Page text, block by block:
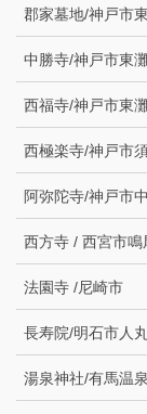
郡家墓地/神戸市
中勝寺/神戸市東
西福寺/神戸市東
西極楽寺/神戸市
阿弥陀寺/神戸市
西方寺 / 西宮市鳴
法園寺 /尼崎市
長寿院/明石市人
湯泉神社/有馬温泉